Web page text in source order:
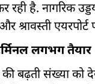
रही है. नागरिक
श्रावस्ती
लगभग तैयार
की बढ़ती संख्या